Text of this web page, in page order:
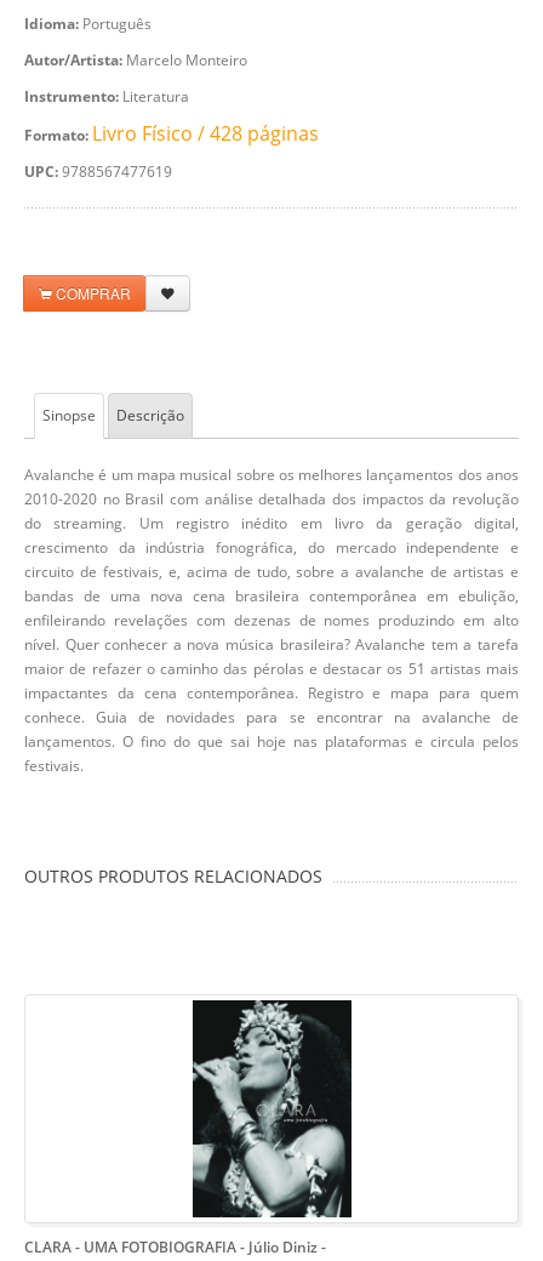
Idioma: Português
Autor/Artista: Marcelo Monteiro
Instrumento: Literatura
Formato: Livro Físico / 428 páginas
UPC:9788567477619
COMPRAR
Sinopse Descrição
Avalanche é um mapa musical sobre os melhores lançamentos dos anos
2010-2020 no Brasil com análise detalhada dos impactos da revolução
do streaming. Um registro inédito em livro da geração digital,
crescimento da indústria fonográfica, do mercado independente e
circuito de festivais, e, acima de tudo, sobre a avalanche de artistas e
bandas de uma nova cena brasileira contemporânea em ebulição,
enfileirando revelações com dezenas de nomes produzindo em alto
nível. Quer conhecer a nova música brasileira? Avalanche tem a tarefa
maior de refazer o caminho das pérolas e destacar os 51 artistas mais
impactantes da cena contemporânea. Registro e mapa para quem
conhece. Guia de novidades para se encontrar na avalanche de
lançamentos. O fino do que sai hoje nas plataformas e circula pelos
festivais.
OUTROS PRODUTOS RELACIONADOS
CLARA - UMA FOTOBIOGRAFIA - Júlio Diniz-